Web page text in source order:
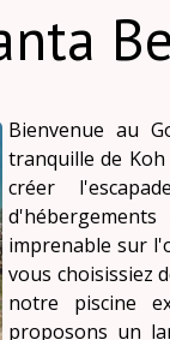
Bienvenue au
tranquille de
créer
imprenable sur
vous choisissiez
notre piscine
proposons un